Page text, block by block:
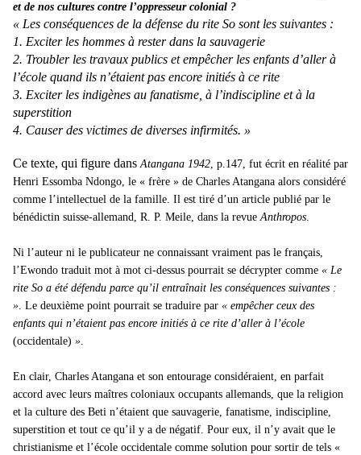
et de nos cultures contre l’oppresseur colonial ?
« Les conséquences de la défense du rite So sont les suivantes :
1. Exciter les hommes à rester dans la sauvagerie
2. Troubler les travaux publics et empêcher les enfants d’aller à
l’école quand ils n’étaient pas encore initiés à ce rite
3. Exciter les indigènes au fanatisme, à l’indiscipline et à la
superstition
4. Causer des victimes de diverses infirmités. »
Ce texte, qui figure dans Atangana 1942, p.147, fut écrit en réalité par
Henri Essomba Ndongo, le « frère » de Charles Atangana alors considéré
comme l’intellectuel de la famille. Il est tiré d’un article publié par le
bénédictin suisse-allemand, R. P. Meile, dans la revue Anthropos.
Ni l’auteur ni le publicateur ne connaissant vraiment pas le français,
l’Ewondo traduit mot à mot ci-dessus pourrait se décrypter comme « Le
rite So a été défendu parce qu’il entraînait les conséquences suivantes :
». Le deuxième point pourrait se traduire par « empêcher ceux des
enfants qui n’étaient pas encore initiés à ce rite d’aller à l’école
(occidentale) ».
En clair, Charles Atangana et son entourage considéraient, en parfait
accord avec leurs maîtres coloniaux occupants allemands, que la religion
et la culture des Beti n’étaient que sauvagerie, fanatisme, indiscipline,
superstition et tout ce qu’il y a de négatif. Pour eux, il n’y avait que le
christianisme et l’école occidentale comme solution pour sortir de tels «